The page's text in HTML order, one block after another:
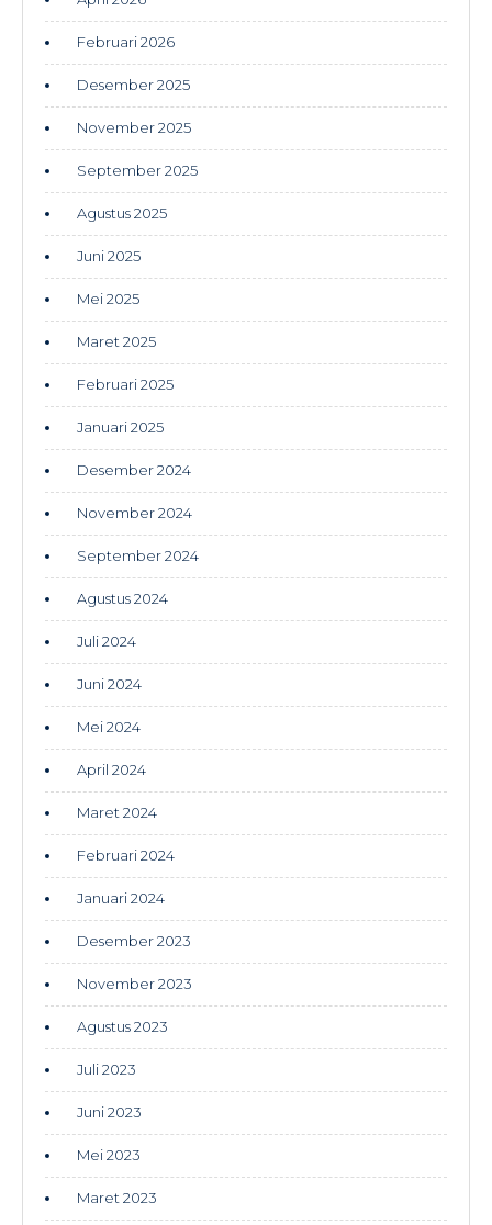
Februari 2026
Desember 2025
November 2025
September 2025
Agustus 2025
Juni 2025
Mei 2025
Maret 2025
Februari 2025
Januari 2025
Desember 2024
November 2024
September 2024
Agustus 2024
Juli 2024
Juni 2024
Mei 2024
April 2024
Maret 2024
Februari 2024
Januari 2024
Desember 2023
November 2023
Agustus 2023
Juli 2023
Juni 2023
Mei 2023
Maret 2023